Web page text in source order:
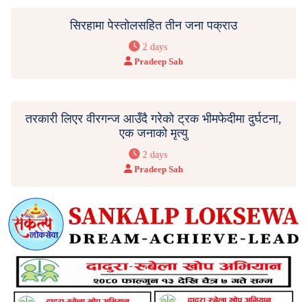
सिरहामा पेस्तोलसहित तीन जना पक्राउ
2 days
Pradeep Sah
तरकारी लिएर वीरगन्ज आउँदै गरेको ट्रक भीमफेदीमा दुर्घटना,
एक जनाको मृत्यु
2 days
Pradeep Sah